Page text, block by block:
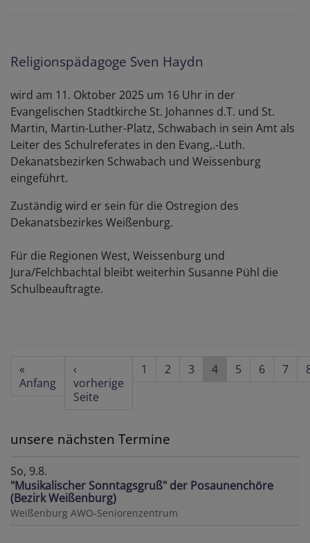
Religionspädagoge Sven Haydn
wird am 11. Oktober 2025 um 16 Uhr in der
Evangelischen Stadtkirche St. Johannes d.T. und St.
Martin, Martin-Luther-Platz, Schwabach in sein Amt als
Leiter des Schulreferates in den Evang,.-Luth.
Dekanatsbezirken Schwabach und Weissenburg
eingeführt.
Zuständig wird er sein für die Ostregion des
Dekanatsbezirkes Weißenburg.
Für die Regionen West, Weissenburg und
Jura/Felchbachtal bleibt weiterhin Susanne Pühl die
Schulbeauftragte.
Seitennummerierung
First
page
«
Anfang
Vorherige
Seite
‹
vorherige
Seite
Seite
1 Seite
2 Seite
3
Aktuelle
4 Seite
5 Seite
6 Seite
7
unsere nächsten Termine
So, 9.8.
"Musikalischer Sonntagsgruß" der Posaunenchöre
(Bezirk Weißenburg)
Weißenburg AWO-Seniorenzentrum